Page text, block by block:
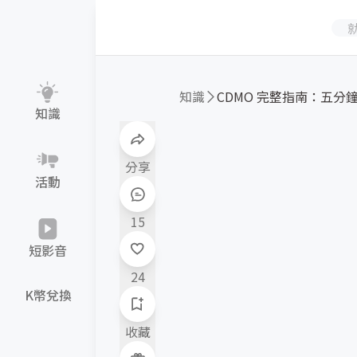
知識
活動
短影音
K幣兌換
分享
15
24
收藏
知識 CDMO 完整指南：五分